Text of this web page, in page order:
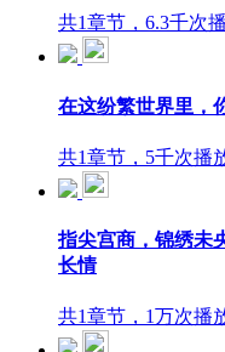
共1章节，6.3千次
在这纷繁世界里，
共1章节，5千次播
指尖宫商，锦绣未
长情
共1章节，1万次播